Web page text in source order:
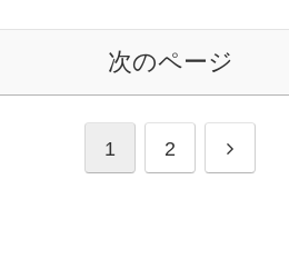
次のページ
1 2